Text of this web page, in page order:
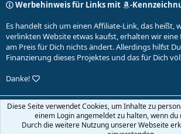
Werbehinweis für Links mit
-
Es handelt sich um einen Affiliate-Link, das heißt,
verlinkten Website etwas kaufst, erhalten wir eine
am Preis für Dich nichts ändert. Allerdings hilfst
Finanzierung dieses Projektes und das für Dich
Danke!
Default-Theme
Nutzungsbedingungen
Datenschutz Hilfe
Diese Seite verwendet Cookies, um Inhalte zu
einem Login angemeldet zu halten, wenn
Durch die weitere Nutzung unserer Webseite